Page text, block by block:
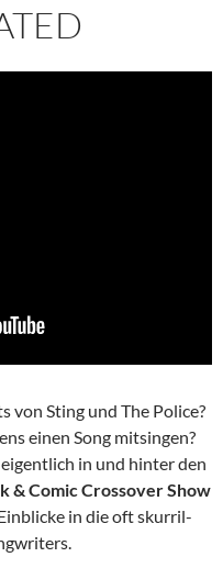
von Sting und The Police?
einen Song mitsingen?
in und hinter den
& Comic Crossover Show
in die oft skurril-